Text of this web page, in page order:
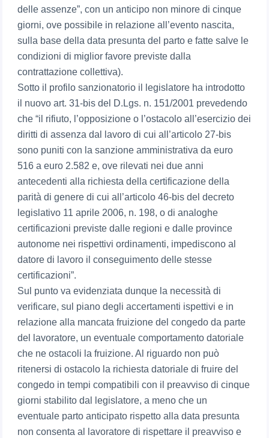
delle assenze”, con un anticipo non minore di cinque
giorni, ove possibile in relazione all’evento nascita,
sulla base della data presunta del parto e fatte salve le
condizioni di miglior favore previste dalla
contrattazione collettiva).
Sotto il profilo sanzionatorio il legislatore ha introdotto
il nuovo art. 31-bis del D.Lgs. n. 151/2001 prevedendo
che “il rifiuto, l’opposizione o l’ostacolo all’esercizio dei
diritti di assenza dal lavoro di cui all’articolo 27-bis
sono puniti con la sanzione amministrativa da euro
516 a euro 2.582 e, ove rilevati nei due anni
antecedenti alla richiesta della certificazione della
parità di genere di cui all’articolo 46-bis del decreto
legislativo 11 aprile 2006, n. 198, o di analoghe
certificazioni previste dalle regioni e dalle province
autonome nei rispettivi ordinamenti, impediscono al
datore di lavoro il conseguimento delle stesse
certificazioni”.
Sul punto va evidenziata dunque la necessità di
verificare, sul piano degli accertamenti ispettivi e in
relazione alla mancata fruizione del congedo da parte
del lavoratore, un eventuale comportamento datoriale
che ne ostacoli la fruizione. Al riguardo non può
ritenersi di ostacolo la richiesta datoriale di fruire del
congedo in tempi compatibili con il preavviso di cinque
giorni stabilito dal legislatore, a meno che un
eventuale parto anticipato rispetto alla data presunta
non consenta al lavoratore di rispettare il preavviso e